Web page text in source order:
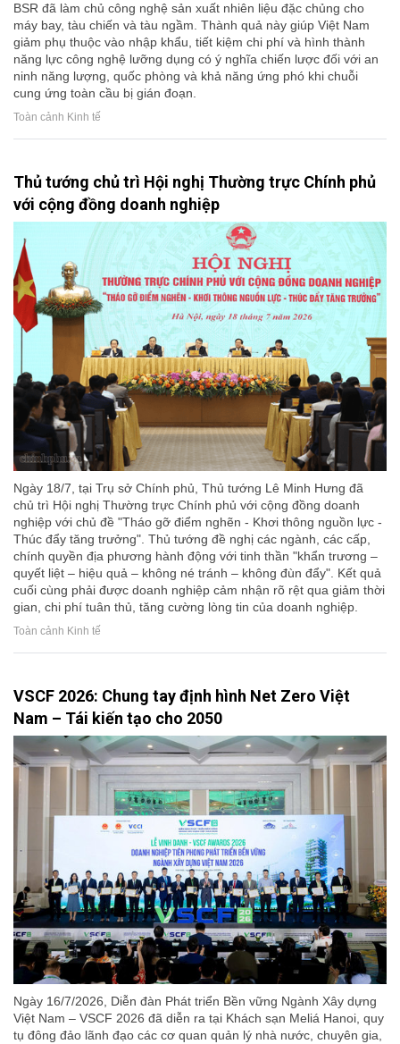
BSR đã làm chủ công nghệ sản xuất nhiên liệu đặc chủng cho
máy bay, tàu chiến và tàu ngầm. Thành quả này giúp Việt Nam
giảm phụ thuộc vào nhập khẩu, tiết kiệm chi phí và hình thành
năng lực công nghệ lưỡng dụng có ý nghĩa chiến lược đối với an
ninh năng lượng, quốc phòng và khả năng ứng phó khi chuỗi
cung ứng toàn cầu bị gián đoạn.
Toàn cảnh Kinh tế
Thủ tướng chủ trì Hội nghị Thường trực Chính phủ
với cộng đồng doanh nghiệp
Ngày 18/7, tại Trụ sở Chính phủ, Thủ tướng Lê Minh Hưng đã
chủ trì Hội nghị Thường trực Chính phủ với cộng đồng doanh
nghiệp với chủ đề "Tháo gỡ điểm nghẽn - Khơi thông nguồn lực -
Thúc đẩy tăng trưởng". Thủ tướng đề nghị các ngành, các cấp,
chính quyền địa phương hành động với tinh thần "khẩn trương –
quyết liệt – hiệu quả – không né tránh – không đùn đẩy". Kết quả
cuối cùng phải được doanh nghiệp cảm nhận rõ rệt qua giảm thời
gian, chi phí tuân thủ, tăng cường lòng tin của doanh nghiệp.
Toàn cảnh Kinh tế
VSCF 2026: Chung tay định hình Net Zero Việt
Nam – Tái kiến tạo cho 2050
Ngày 16/7/2026, Diễn đàn Phát triển Bền vững Ngành Xây dựng
Việt Nam – VSCF 2026 đã diễn ra tại Khách sạn Meliá Hanoi, quy
tụ đông đảo lãnh đạo các cơ quan quản lý nhà nước, chuyên gia,